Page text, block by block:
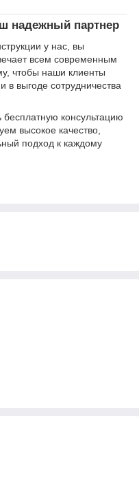
надежный партнер
у нас, вы
всем современным
чтобы наши клиенты
в выгоде сотрудничества
консультацию
высокое качество,
подход к каждому